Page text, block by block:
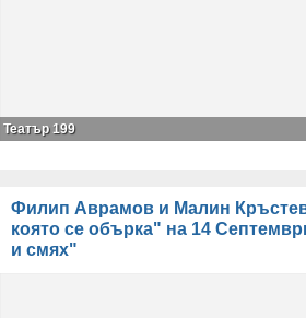
Театър 199
Филип Аврамов и Малин
която се обърка" на 14
и смях"